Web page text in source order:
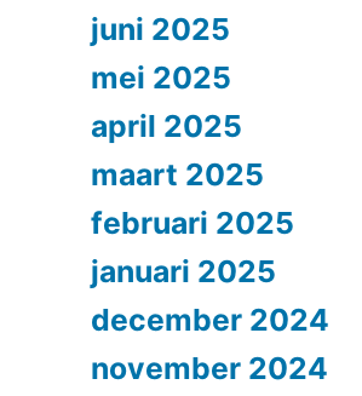
juni 2025
mei 2025
april 2025
maart 2025
februari 2025
januari 2025
december 2024
november 2024